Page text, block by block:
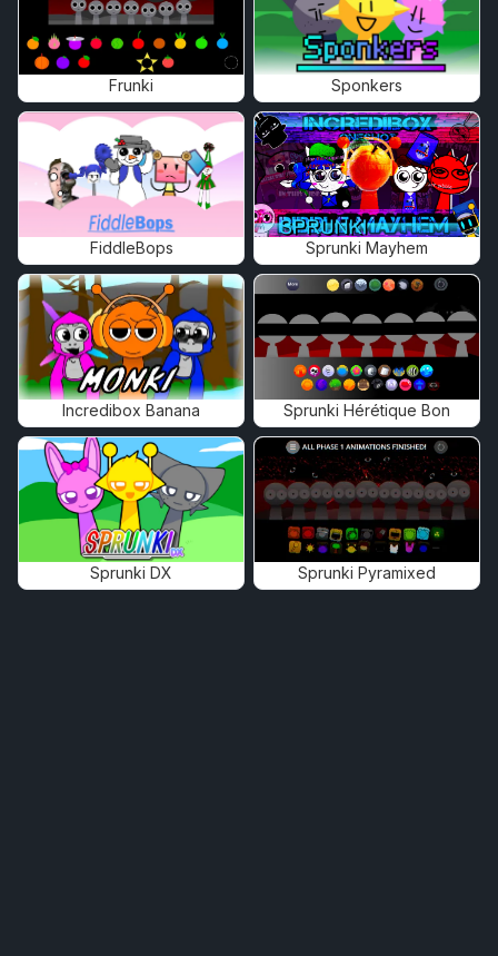
Frunki Sponkers
FiddleBops Sprunki Mayhem
Incredibox Banana Sprunki Hérétique Bon
Sprunki DX Sprunki Pyramixed